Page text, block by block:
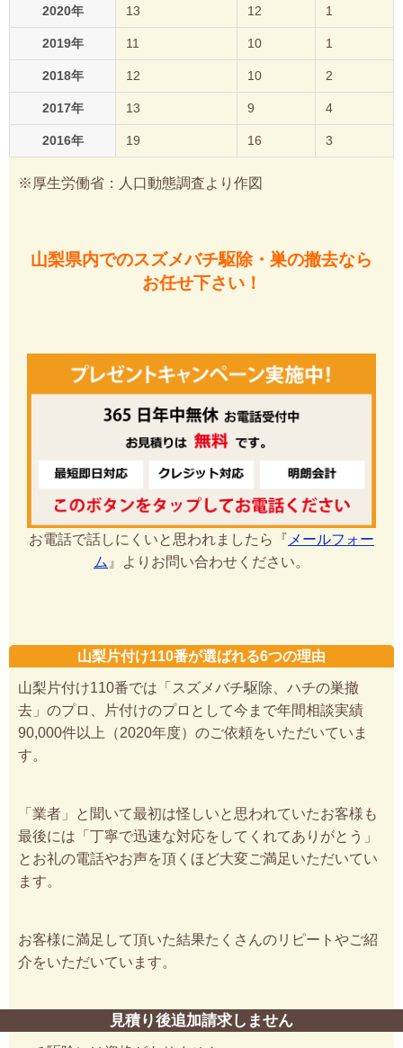
2020年 13 12 1
2019年 11 10 1
2018年 12 10 2
2017年 13 9 4
2016年 19 16 3
※厚生労働省：人口動態調査より作図
山梨県内でのスズメバチ駆除・巣の撤去なら
お任せ下さい！
お電話で話しにくいと思われましたら『 メールフォー
ム』よりお問い合わせください。
山梨片付け110番が選ばれる6つの理由
山梨片付け110番では「スズメバチ駆除、ハチの巣撤
去」のプロ、片付けのプロとして今まで年間相談実績
90,000件以上（2020年度）のご依頼をいただいていま
す。
「業者」と聞いて最初は怪しいと思われていたお客様も
最後には「丁寧で迅速な対応をしてくれてありがとう」
とお礼の電話やお声を頂くほど大変ご満足いただいてい
ます。
お客様に満足して頂いた結果たくさんのリピートやご紹
介をいただいています。
見積り後追加請求しません